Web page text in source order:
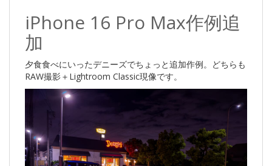
iPhone 16 Pro Max作例追
加
夕食食べにいったデニーズでちょっと追加作例。どちらも
RAW撮影＋Lightroom Classic現像です。